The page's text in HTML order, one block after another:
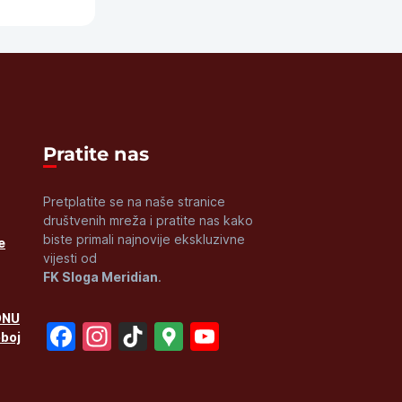
Pratite nas
Pretplatite se na naše stranice
društvenih mreža i pratite nas kako
biste primali najnovije ekskluzivne
vijesti od
FK Sloga Meridian.
Facebook
Instagram
TikTokGoogle